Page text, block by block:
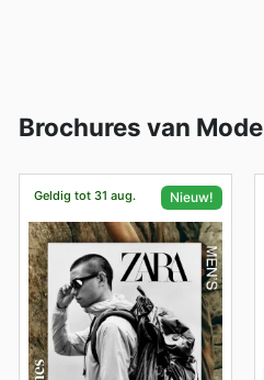
Brochures van Mode
Geldig tot 31 aug. Nieuw!